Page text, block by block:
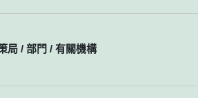
局 / 部門 / 有關機構